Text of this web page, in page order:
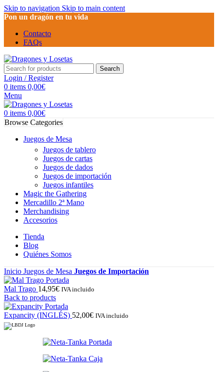
Skip to navigation Skip to main content
Pon un dragón en tu vida
Contacto
FAQs
Search
Login / Register
0 items 0,00€
Menu
0 items 0,00€
Browse Categories
Juegos de Mesa
Juegos de tablero
Juegos de cartas
Juegos de dados
Juegos de importación
Juegos infantiles
Magic the Gathering
Mercadillo 2ª Mano
Merchandising
Accesorios
Tienda
Blog
Quiénes Somos
Inicio Juegos de Mesa Juegos de Importación
Mal Trago 14,95€ IVA incluido
Back to products
Expancity (INGLÉS) 52,00€ IVA incluido